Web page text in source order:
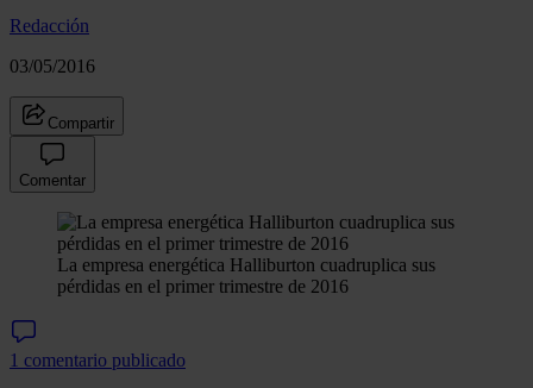
Redacción
03/05/2016
Compartir
Comentar
La empresa energética Halliburton cuadruplica sus
pérdidas en el primer trimestre de 2016
1 comentario publicado